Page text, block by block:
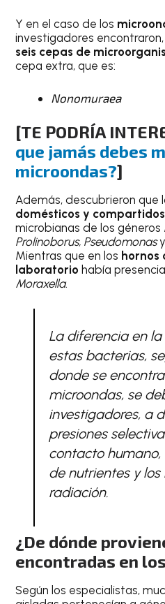
Y en el caso de los
investigadores
seis cepas de
cepa extra, que es:
Nonomuraea
[TE PODRÍA
que jamás debes
microondas?]
Además, descubrieron que
domésticos y compartidos
microbianas de los géneros
Prolinoborus, Pseudomonasy
Mientras que en los hornos
laboratorio había
Moraxella.
La diferencia en
estas bacterias,
donde se
microondas, se
investigadores, a
presiones
contacto
de nutrientes y los
radiación.
¿De dónde
encontradas en
Según los especialistas,